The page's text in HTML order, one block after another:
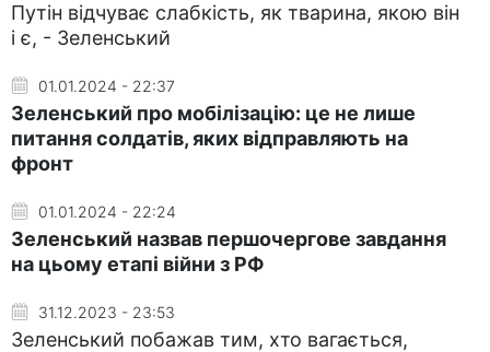
Путін відчуває слабкість, як тварина, якою він
і є, - Зеленський
01.01.2024 - 22:37
Зеленський про мобілізацію: це не лише
питання солдатів, яких відправляють на
фронт
01.01.2024 - 22:24
Зеленський назвав першочергове завдання
на цьому етапі війни з РФ
31.12.2023 - 23:53
Зеленський побажав тим, хто вагається,